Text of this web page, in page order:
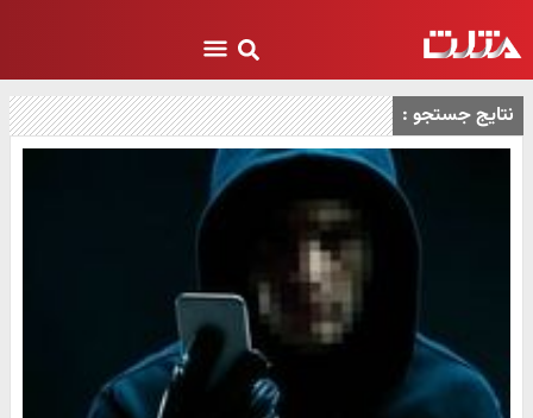
نتایج جستجو :